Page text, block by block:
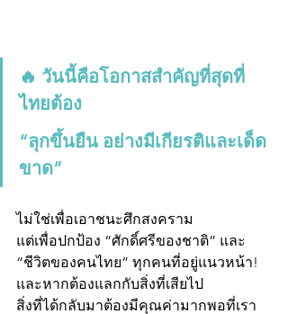
🔥 วันนี้คือโอกาสสำคัญที่สุดที่
ไทยต้อง
“ลุกขึ้นยืน อย่างมีเกียรติและเด็ด
ขาด”
ไม่ใช่เพื่อเอาชนะศึกสงคราม
แต่เพื่อปกป้อง “ศักดิ์ศรีของชาติ” และ
“ชีวิตของคนไทย” ทุกคนที่อยู่แนวหน้า!
และหากต้องแลกกับสิ่งที่เสียไป
สิ่งที่ได้กลับมาต้องมีคุณค่ามากพอที่เรา